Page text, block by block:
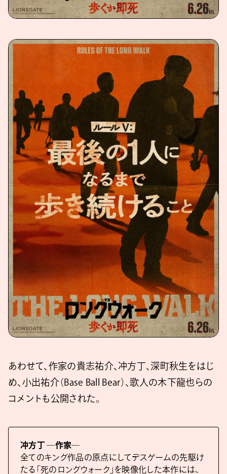
あわせて、作家の貴志祐介、冲方丁、深町秋生をはじ
め、小出祐介（Base Ball Bear）、歌人の木下龍也らの
コメントも公開された。
冲方丁 ―作家―
全てのキング作品の原点にしてデスゲームの先駆け
たる「死のロングウォーク」を映像化した本作には、